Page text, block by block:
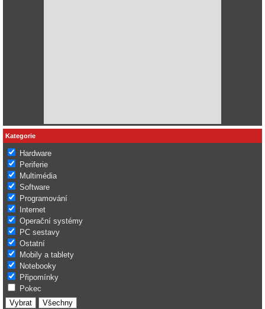
Kategorie
Hardware
Periferie
Multimédia
Software
Programování
Internet
Operační systémy
PC sestavy
Ostatní
Mobily a tablety
Notebooky
Připomínky
Pokec